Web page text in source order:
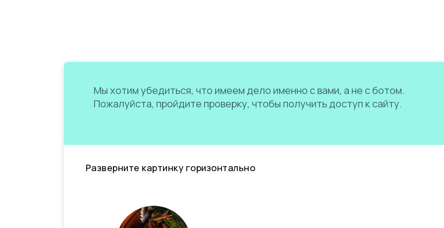
Мы хотим убедиться, что имеем дело именно с вами, а не с ботом.
Пожалуйста, пройдите проверку, чтобы получить доступ к сайту.
Разверните картинку горизонтально